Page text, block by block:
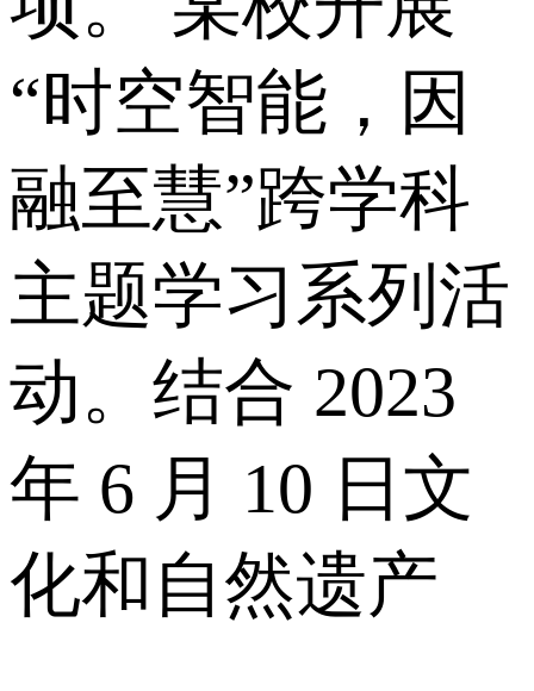
“时空智能，因
融至慧”跨学科
主题学习系列活
动。结合 2023
年 6 月 10 日文
化和自然遗产